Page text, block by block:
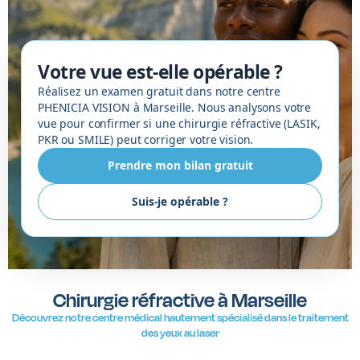
Votre vue est-elle opérable ?
Réalisez un examen gratuit dans notre centre
PHENICIA VISION à Marseille. Nous analysons votre
vue pour confirmer si une chirurgie réfractive (LASIK,
PKR ou SMILE) peut corriger votre vision.
Prendre mon bilan gratuit
Suis-je opérable ?
Chirurgie réfractive à Marseille
Découvrez notre centre médical hautement spécialisé dans le traitement
des yeux au laser​